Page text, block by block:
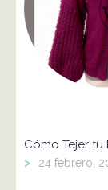
Cómo Tejer
> 24 febrero,